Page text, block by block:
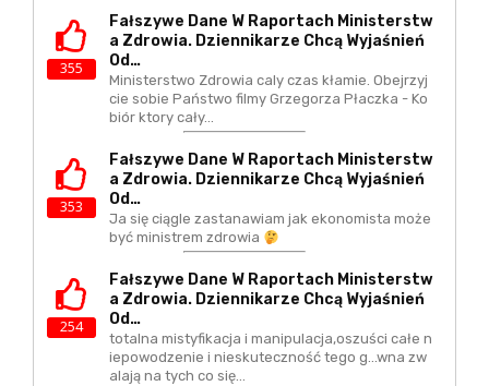
355
Fałszywe Dane W Raportach Ministerstw
A Zdrowia. Dziennikarze Chcą Wyjaśnień
Od…
Ministerstwo Zdrowia caly czas kłamie. Obejrzyj
cie sobie Państwo filmy Grzegorza Płaczka - Ko
biór ktory cały…
353
Fałszywe Dane W Raportach Ministerstw
A Zdrowia. Dziennikarze Chcą Wyjaśnień
Od…
Ja się ciągle zastanawiam jak ekonomista może
być ministrem zdrowia
254
Fałszywe Dane W Raportach Ministerstw
A Zdrowia. Dziennikarze Chcą Wyjaśnień
Od…
totalna mistyfikacja i manipulacja,oszuści całe n
iepowodzenie i nieskuteczność tego g...wna zw
alają na tych co się…